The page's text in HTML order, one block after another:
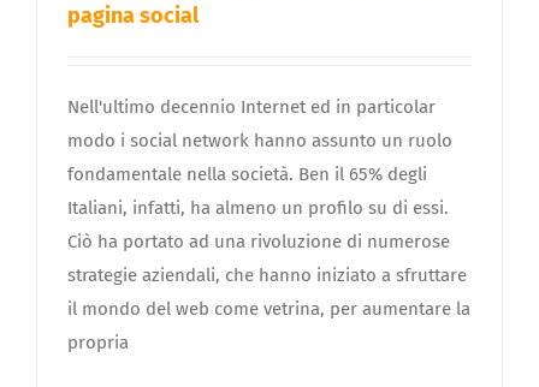
pagina social
Nell'ultimo decennio Internet ed in particolar
modo i social network hanno assunto un ruolo
fondamentale nella società. Ben il 65% degli
Italiani, infatti, ha almeno un profilo su di essi.
Ciò ha portato ad una rivoluzione di numerose
strategie aziendali, che hanno iniziato a sfruttare
il mondo del web come vetrina, per aumentare la
propria